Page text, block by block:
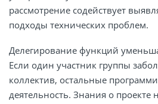
рассмотрение содействует
подходы технических проблем.
Делегирование функций
Если один участник группы
коллектив, остальные
деятельность. Знания о проекте